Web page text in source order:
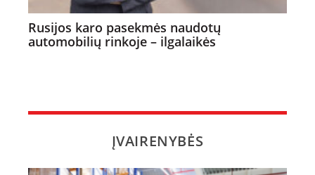
Rusijos karo pasekmės naudotų
automobilių rinkoje – ilgalaikės
ĮVAIRENYBĖS